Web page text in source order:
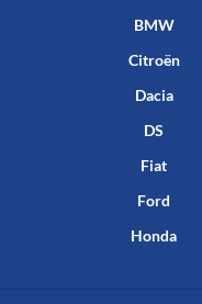
BMW
Citroën
Dacia
DS
Fiat
Ford
Honda